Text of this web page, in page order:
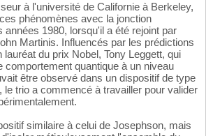
à l'université de Californie à Berkeley,
phénomènes avec la jonction
années 1980, lorsqu'il a été rejoint par
Martinis. Influencés par les prédictions
du prix Nobel, Tony Leggett, qui
comportement quantique à un niveau
être observé dans un dispositif de type
le trio a commencé à travailler pour valider
similaire à celui de Josephson, mais